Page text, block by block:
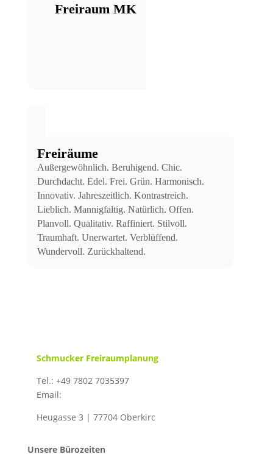
Freiraum MK
Freiräume
Außergewöhnlich. Beruhigend. Chic.
Durchdacht. Edel. Frei. Grün. Harmonisch.
Innovativ. Jahreszeitlich. Kontrastreich.
Lieblich. Mannigfaltig. Natürlich. Offen.
Planvoll. Qualitativ. Raffiniert. Stilvoll.
Traumhaft. Unerwartet. Verblüffend.
Wundervoll. Zurückhaltend.
Schmucker Freiraumplanung
Tel.: +49 7802 7035397
Email:
Heugasse 3 | 77704 Oberkirc
Unsere Bürozeiten